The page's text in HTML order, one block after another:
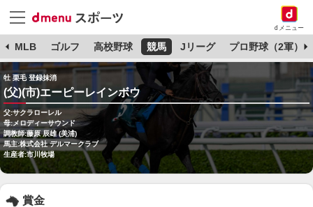
dメニュー
MLB ゴルフ 高校野球 競馬 Jリーグ プロ野球（2軍）
牡 栗毛 登録抹消
(父)(市)エーピーレインボウ
父:サクラローレル
母:メロディーサウンド
調教師:藤原 辰雄 (美浦)
馬主:株式会社 デルマークラブ
生産者:市川牧場
賞金